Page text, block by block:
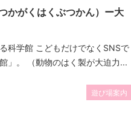
かがくはくぶつかん）ー大
科学館 こどもだけでなくSNSで
」。 （動物のはく製が大迫力...
遊び場案内